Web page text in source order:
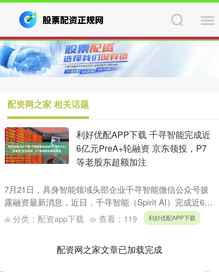
配资网之家 相关话题
利好优配APP下载 千寻智能完成近
6亿元PreA+轮融资 京东领投，P7
等老股东超额加注
7月21日，具身智能领域头部企业千寻智能微信公众号披
露融资最新消息，近日，千寻智能（Spirit AI）完成近6亿
元PreA+轮融资。本轮融资由京东领投，中国互....
分类： 配资app下载 查看： 119 利好优配APP下载
配资网之家文章已加载完成